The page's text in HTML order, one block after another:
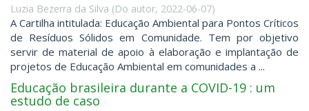
Luzia Bezerra da Silva (Do autor, 2022-06-07)
A Cartilha intitulada: Educação Ambiental para Pontos Críticos
de Resíduos Sólidos em Comunidade. Tem por objetivo
servir de material de apoio à elaboração e implantação de
projetos de Educação Ambiental em comunidades a ...
Educação brasileira durante a COVID-19 : um
estudo de caso